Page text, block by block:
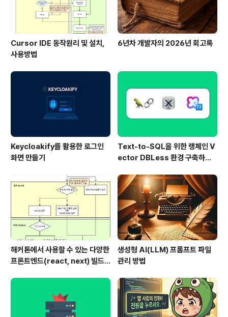
Cursor IDE 동작원리 및 설치,
사용방법
6년차 개발자의 2026년 회고록
Keycloakify를 활용한 로그인
화면 만들기
Text-to-SQL을 위한 랭체인 V
ector DBLess 환경 구축하기
해커톤에서 사용할 수 있는 다양한
프론트엔드(react, next) 빌드
생성형 AI(LLM) 프롬프트 파일
관리 방법